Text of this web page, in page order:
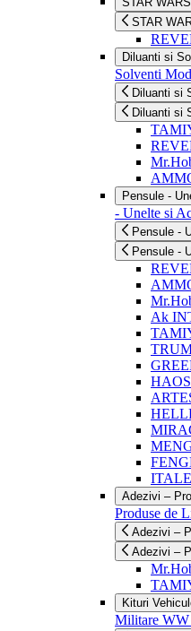
STAR
Diluanti si
Solventi
Diluanti si
Diluanti si
Pensule -
- Unelte si
Pensule -
Pensule -
Ak
Adezivi –
Produse de
Adezivi –
Adezivi –
Kituri
Militare